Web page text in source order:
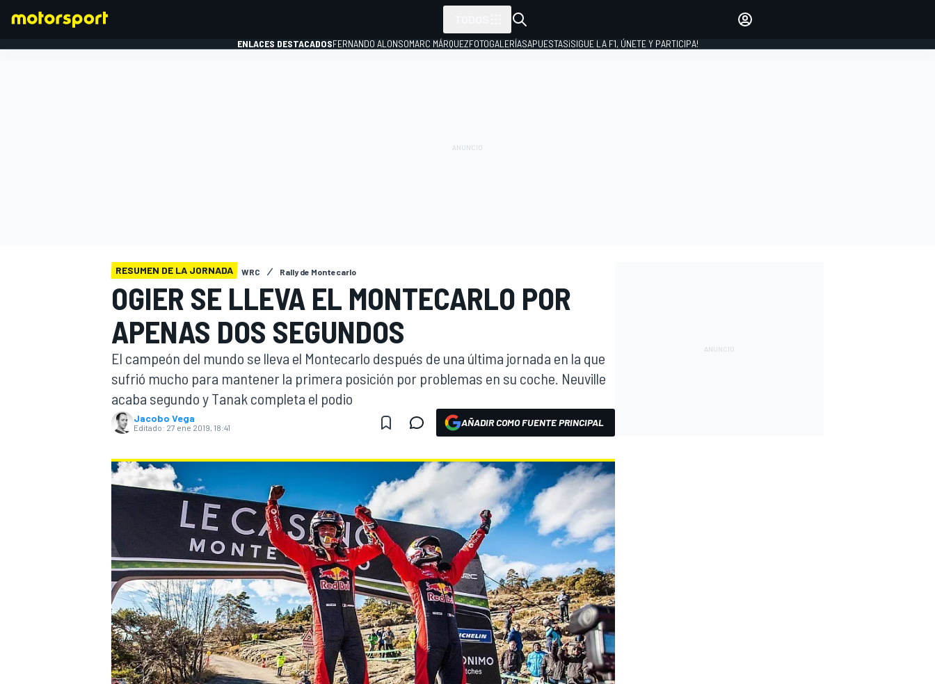
WEC FÓRMULA E
ENLACES DESTACADOSFERNANDO ALONSOMARC MÁRQUEZFOTOGALERÍASAPUESTAS¡SIGUE LA F1, ÚNETE Y PARTICIPA!
RESUMEN DE LA JORNADA WRC Rally de Montecarlo
OGIER SE LLEVA EL MONTECARLO POR
APENAS DOS SEGUNDOS
El campeón del mundo se lleva el Montecarlo después de una última jornada en la que
sufrió mucho para mantener la primera posición por problemas en su coche. Neuville
acaba segundo y Tanak completa el podio
Jacobo Vega
Editado: 27 ene 2019, 18:41 AÑADIR COMO FUENTE PRINCIPAL